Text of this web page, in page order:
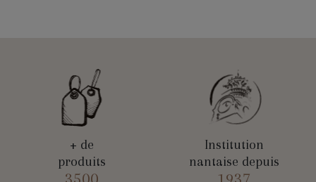
+ de
produits
Institution
nantaise depuis